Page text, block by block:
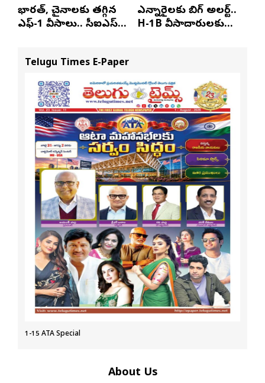
భారత్, చైనాలకు తగ్గిన
ఎఫ్-1 వీసాలు.. సీఐఎస్
ఎన్నారైలకు బిగ్ అలర్ట్..
H-1B వీసాదారులకు
Telugu Times E-Paper
1-15 ATA Special
About Us